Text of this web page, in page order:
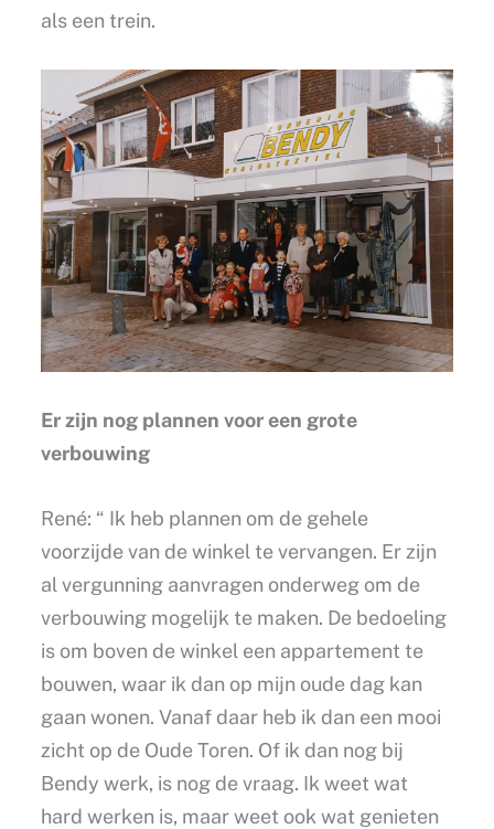
als een trein.
Er zijn nog plannen voor een grote
verbouwing
René: “ Ik heb plannen om de gehele
voorzijde van de winkel te vervangen. Er zijn
al vergunning aanvragen onderweg om de
verbouwing mogelijk te maken. De bedoeling
is om boven de winkel een appartement te
bouwen, waar ik dan op mijn oude dag kan
gaan wonen. Vanaf daar heb ik dan een mooi
zicht op de Oude Toren. Of ik dan nog bij
Bendy werk, is nog de vraag. Ik weet wat
hard werken is, maar weet ook wat genieten